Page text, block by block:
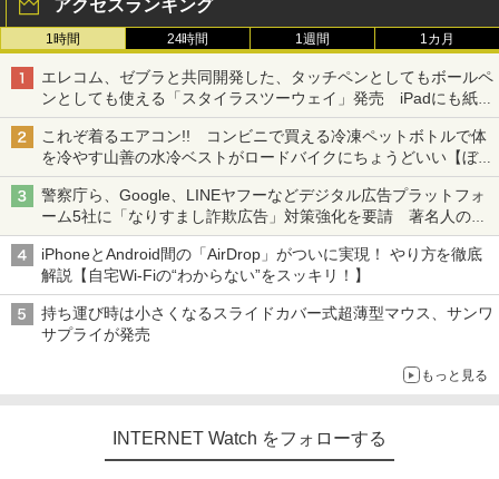
アクセスランキング
1時間 24時間 1週間 1カ月
エレコム、ゼブラと共同開発した、タッチペンとしてもボールペ
ンとしても使える「スタイラスツーウェイ」発売 iPadにも紙に
も、持ち替えずに書き込める
これぞ着るエアコン!! コンビニで買える冷凍ペットボトルで体
を冷やす山善の水冷ベストがロードバイクにちょうどいい【ぼっ
ち・ざ・ろーど！その14】【空いた時間でなにしてる？】
警察庁ら、Google、LINEヤフーなどデジタル広告プラットフォ
ーム5社に「なりすまし詐欺広告」対策強化を要請 著名人の写
真や映像を使った投資詐欺などへの対策として
iPhoneとAndroid間の「AirDrop」がついに実現！ やり方を徹底
解説【自宅Wi-Fiの“わからない”をスッキリ！】
持ち運び時は小さくなるスライドカバー式超薄型マウス、サンワ
サプライが発売
もっと見る
INTERNET Watch をフォローする